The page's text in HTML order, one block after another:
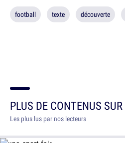
football texte découverte
PLUS DE CONTENUS SUR
Les plus lus par nos lecteurs